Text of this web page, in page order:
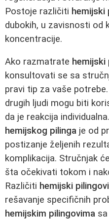
Postoje različiti hemijski
dubokih, u zavisnosti od
koncentracije.
Ako razmatrate hemijski
konsultovati se sa
pravi tip za vaše potrebe.
drugih ljudi mogu biti
da je reakcija
hemijskog pilinga je od
postizanje željenih
komplikacija. Stručnjak
šta očekivati tokom i
Različiti hemijski pilingovi
rešavanje specifičnih
hemijskim pilingovima